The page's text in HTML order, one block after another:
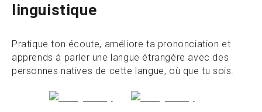
linguistique
Pratique ton écoute, améliore ta prononciation et
apprends à parler une langue étrangère avec des
personnes natives de cette langue, où que tu sois.